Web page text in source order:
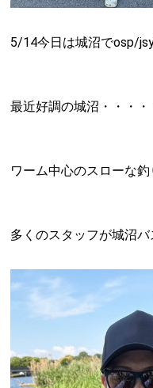
5/14今日は城沼でosp/
最近好調の城沼・・・・
ワーム中心のスローな
多くのスタッフが城沼